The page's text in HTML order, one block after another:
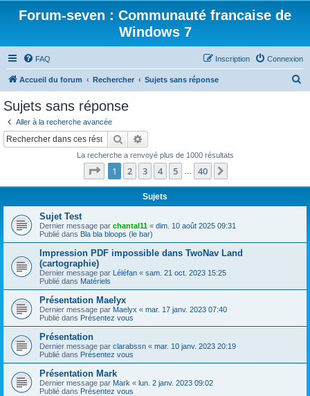
Forum-seven : Communauté francaise de
Windows 7
FAQ Connexion
Inscription
Accueil du forum Rechercher Sujets sans réponse
Sujets sans réponse
Aller à la recherche avancée
Rechercher
La recherche a renvoyé plus de 1000 résultats
Page 1sur40
1 2 3 4 5 40
Sujets
Sujet Test
Dernier message par chantal11 « dim. 10 août 2025 09:31
Publié dans Bla bla bloops (le bar)
Impression PDF impossible dans TwoNav Land
(cartographie)
Dernier message par Léléfan « sam. 21 oct. 2023 15:25
Publié dans Matériels
Présentation Maelyx
Dernier message par Maelyx « mar. 17 janv. 2023 07:40
Publié dans Présentez vous
Présentation
Dernier message par clarabssn « mar. 10 janv. 2023 20:19
Publié dans Présentez vous
Présentation Mark
Dernier message par Mark « lun. 2 janv. 2023 09:02
Publié dans Présentez vous